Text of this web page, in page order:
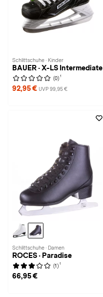
Schlittschuhe · Kinder
BAUER · X-LS Intermediate
(0) 1
92,95 € UVP 99,95 €
Schlittschuhe · Damen
ROCES · Paradise
(1) 1
66,95 €